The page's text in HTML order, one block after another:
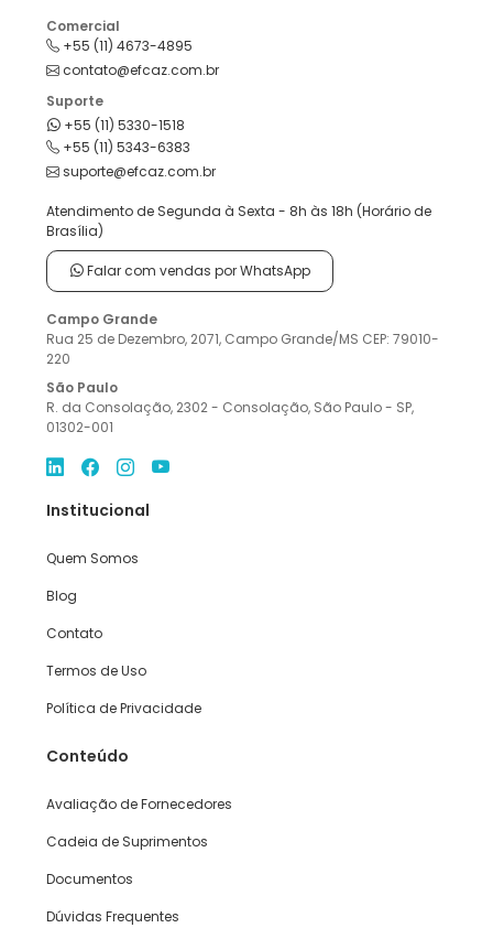
Comercial
+55 (11) 4673-4895
contato@efcaz.com.br
Suporte
+55 (11) 5330-1518
+55 (11) 5343-6383
suporte@efcaz.com.br
Atendimento de Segunda à Sexta - 8h às 18h (Horário de
Brasília)
Falar com vendas por WhatsApp
Campo Grande
Rua 25 de Dezembro, 2071, Campo Grande/MS CEP: 79010-
220
São Paulo
R. da Consolação, 2302 - Consolação, São Paulo - SP,
01302-001
Institucional
Quem Somos
Blog
Contato
Termos de Uso
Política de Privacidade
Conteúdo
Avaliação de Fornecedores
Cadeia de Suprimentos
Documentos
Dúvidas Frequentes